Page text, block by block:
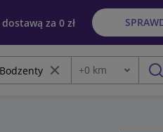
za 0 zł
Wyczyść frazę
Odległość
+0 km